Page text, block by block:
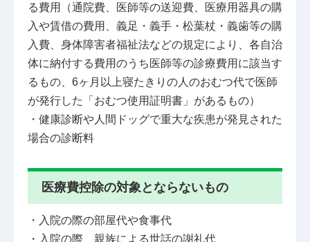
る費用（通院費、医師等の送迎費、医療用器具の購
入や賃借の費用、義足・義手・松葉杖・義歯等の購
入費、身体障害者福祉法などの規定により、各自治
体に納付する費用のうち医師等の診療費用に該当す
るもの、6ヶ月以上寝たきりの人のおむつ代で医師
が発行した「おむつ使用証明書」があるもの）
・健康診断や人間ドッグで重大な疾患が発見された
場合の診断料
医療費控除の対象とならないもの
・入院の際の部屋代や食事代
・入院の際、親族による世話の謝礼代